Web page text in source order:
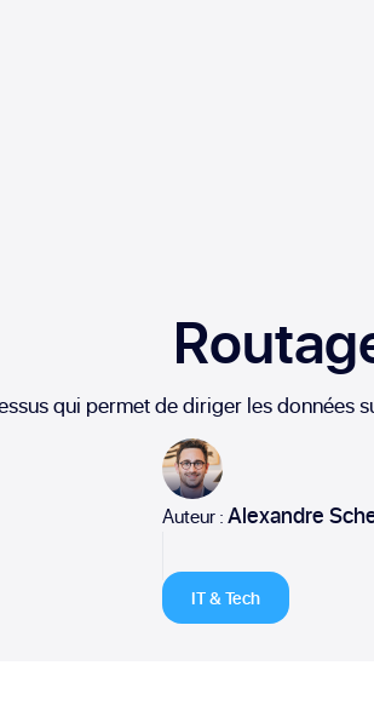
qui permet de diriger les données
Auteur :Alexandre
IT & Tech